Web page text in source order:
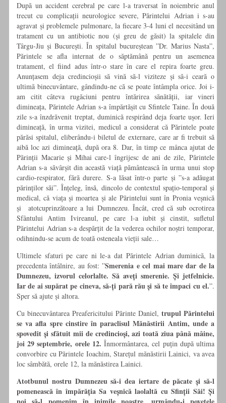
După un accident cerebral pe care l-a traversat în noiembrie anul
trecut cu complicații neurologice severe, Părintelui Adrian i s-au
agravat și problemele pulmonare, la fiecare 3-4 luni el necesitând un
tratament cu un antibiotic nou (și greu de găsit) la spitalele din
Târgu-Jiu și București. În spitalul bucureștean ”Dr. Marius Nasta”,
Părintele se afla internat de o săptămână pentru un asemenea
tratament, el fiind adus într-o stare în care el repira foarte greu.
Anunțasem deja credincioșii să vină să-l viziteze și să-i ceară o
ultimă binecuvântare, gândindu-ne că se poate întâmpla orice. Joi i-
am citit câteva rugăciuni pentru întărirea sănătății, iar vineri
dimineața, Părintele Adrian s-a împărtășit cu Sfintele Taine. În două
zile s-a înzdrăvenit treptat, duminică respirând deja foarte ușor. Ieri
dimineață, în urma vizitei, medicul a considerat că Părintele poate
părăsi spitalul, eliberându-i biletul de externare, care ar fi trebuit să
aibă loc azi dimineață, după ora 8. Dar, în timp ce mânca ajutat de
Părinții Macarie și Mihai care-l îngrijesc de ani de zile, Părintele
Adrian s-a săvârșit din această viață pământească în urma unui stop
cardio-respirator, fără durere. S-a lăsat într-o parte și ”s-a adăugat
părinților săi”. Înțeleg, însă, dincolo de contextul spațio-temporal și
medical, că viața și moartea și ale Părintelui sunt în Pronia veșnică
și atotcuprinzătoare a lui Dumnezeu. Încât, cred că sub ocrotirea
Sfântului Antim Ivireanul, pe care l-a iubit și cinstit, sufletul
Părintelui Adrian s-a despărțit de la vederea ochilor noștri temporar,
odihnindu-se acum de toată osteneala vieții sale…
Ultimele sfaturi pe care ni le-a dat Părintele Adrian duminică, la
precedenta întâlnire, au fost: ”Smerenia e cel mai mare dar de la
Dumnezeu, izvorul celorlalte. Să aveți smerenie. Și jetfelnicie.
Iar de ai supărat pe cineva, să-ți pară rău și să te împaci cu el.”.
Sper să ajute și altora.
Cu binecuvântarea Preafericitului Părinte Daniel, trupul Părintelui
se va afla spre cinstire în paraclisul Mănăstirii Antim, unde a
spovedit și sfătuit mii de credincioși, azi toată ziua până mâine,
joi 29 septembrie, orele 12.Înmormântarea, cel puțin după ultima
convorbire cu Părintele Ioachim, Starețul mănăstirii Lainici, va avea
loc sâmbătă, orele 12, la mănăstirea Lainici.
Atotbunul nostru Dumnezeu să-i dea iertare de păcate și să-l
pomenească în împărăția Sa veșnică laolaltă cu Sfinții Săi! Și